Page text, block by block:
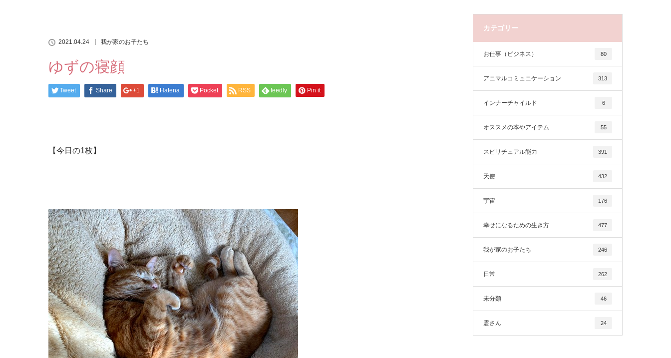
2021.04.24 我が家のお子たち
ゆずの寝顔
Tweet Share +1 Hatena Pocket RSS feedly Pin it
【今日の1枚】
カテゴリー
お仕事（ビジネス） 80
アニマルコミュニケーション 313
インナーチャイルド 6
オススメの本やアイテム 55
スピリチュアル能力 391
天使 432
宇宙 176
幸せになるための生き方 477
我が家のお子たち 246
日常 262
未分類 46
霊さん 24